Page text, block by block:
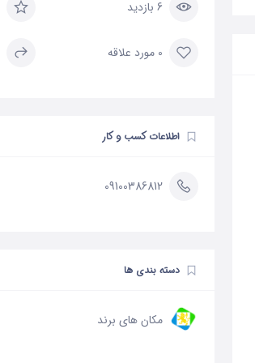
6 بازدید
0 مورد علاقه
اطلاعات کسب و کار
09100386812
دسته بندی ها
مکان های برند